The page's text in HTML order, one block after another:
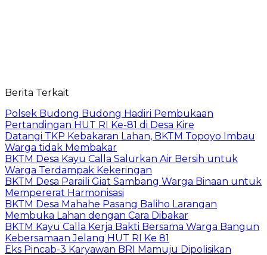
Berita Terkait
Polsek Budong Budong Hadiri Pembukaan
Pertandingan HUT RI Ke-81 di Desa Kire
Datangi TKP Kebakaran Lahan, BKTM Topoyo Imbau
Warga tidak Membakar
BKTM Desa Kayu Calla Salurkan Air Bersih untuk
Warga Terdampak Kekeringan
BKTM Desa Paraili Giat Sambang Warga Binaan untuk
Mempererat Harmonisasi
BKTM Desa Mahahe Pasang Baliho Larangan
Membuka Lahan dengan Cara Dibakar
BKTM Kayu Calla Kerja Bakti Bersama Warga Bangun
Kebersamaan Jelang HUT RI Ke 81
Eks Pincab-3 Karyawan BRI Mamuju Dipolisikan